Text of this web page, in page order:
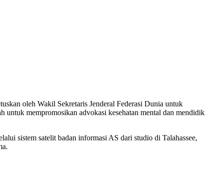
oleh Wakil Sekretaris Jenderal Federasi Dunia untuk
mempromosikan advokasi kesehatan mental dan mendidik
sistem satelit badan informasi AS dari studio di Talahassee,